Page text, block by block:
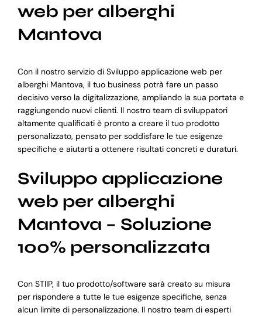
web per alberghi
Mantova
Con il nostro servizio di Sviluppo applicazione web per
alberghi Mantova, il tuo business potrà fare un passo
decisivo verso la digitalizzazione, ampliando la sua portata e
raggiungendo nuovi clienti. Il nostro team di sviluppatori
altamente qualificati è pronto a creare il tuo prodotto
personalizzato, pensato per soddisfare le tue esigenze
specifiche e aiutarti a ottenere risultati concreti e duraturi.
Sviluppo applicazione
web per alberghi
Mantova – Soluzione
100% personalizzata
Con STIIP, il tuo prodotto/software sarà creato su misura
per rispondere a tutte le tue esigenze specifiche, senza
alcun limite di personalizzazione. Il nostro team di esperti